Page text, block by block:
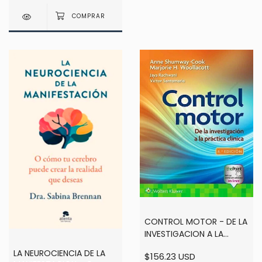
LA NEUROCIENCIA DE LA
CONTROL MOTOR - DE LA
INVESTIGACION A LA
ED - SHUMWAY-COOK /
$156.23 USD